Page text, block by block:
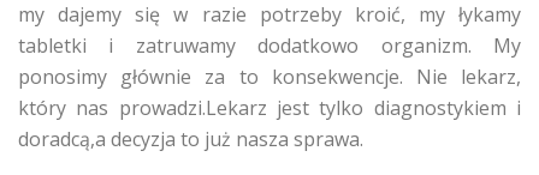
my dajemy się w razie potrzeby kroić, my łykamy
tabletki i zatruwamy dodatkowo organizm. My
ponosimy głównie za to konsekwencje. Nie lekarz,
który nas prowadzi.Lekarz jest tylko diagnostykiem i
doradcą,a decyzja to już nasza sprawa.